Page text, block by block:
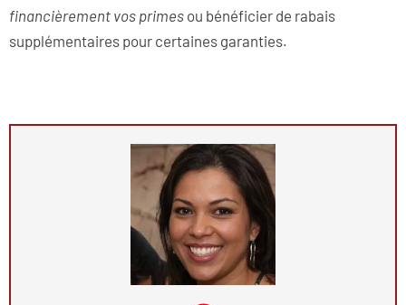
financièrement vos primes ou bénéficier de rabais
supplémentaires pour certaines garanties.